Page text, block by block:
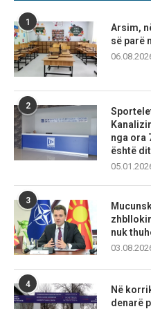
1
Arsim,
së parë
2
nga ora
është
3
nuk
4
Në
denarë